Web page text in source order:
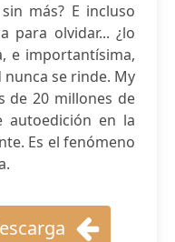
más? E incluso
para olvidar... ¿lo
e importantísima,
nunca se rinde. My
de 20 millones de
autoedición en la
Es el fenómeno